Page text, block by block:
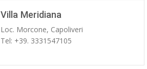
Villa Meridiana
Loc. Morcone, Capoliveri
Tel: +39. 3331547105